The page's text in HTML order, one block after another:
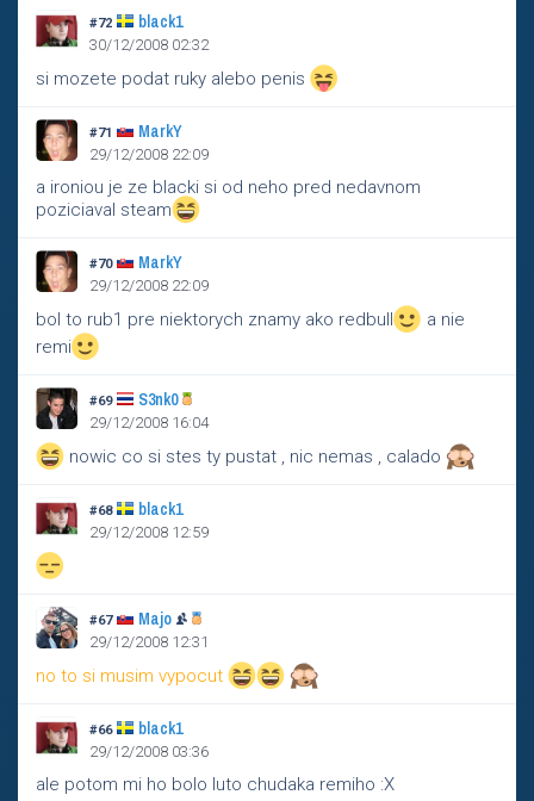
#72 black1
30/12/2008 02:32
si mozete podat ruky alebo penis
#71 MarkY
29/12/2008 22:09
a ironiou je ze blacki si od neho pred nedavnom
poziciaval steam
#70 MarkY
29/12/2008 22:09
bol to rub1 pre niektorych znamy ako redbull
a nie
remi
#69 S3nk0
29/12/2008 16:04
nowic co si stes ty pustat , nic nemas , calado
#68 black1
29/12/2008 12:59
#67 Majo
29/12/2008 12:31
no to si musim vypocut
#66 black1
29/12/2008 03:36
ale potom mi ho bolo luto chudaka remiho :X